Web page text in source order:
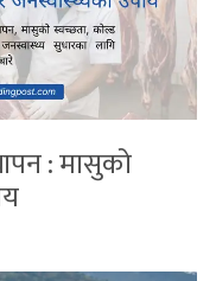
: मासुको